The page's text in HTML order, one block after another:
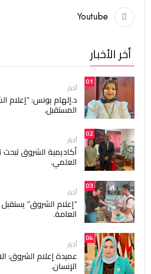
Youtube
أخر الأخبار
01
أخبار
د.إلهام يونس: “إعلام
المستقبل.
02
أخبار
أكاديمية الشروق تبحث
العلمي.
03
أخبار
“إعلام الشروق” يستقبل
العامة.
04
أخبار
عميدة إعلام الشروق:
الإنسان.